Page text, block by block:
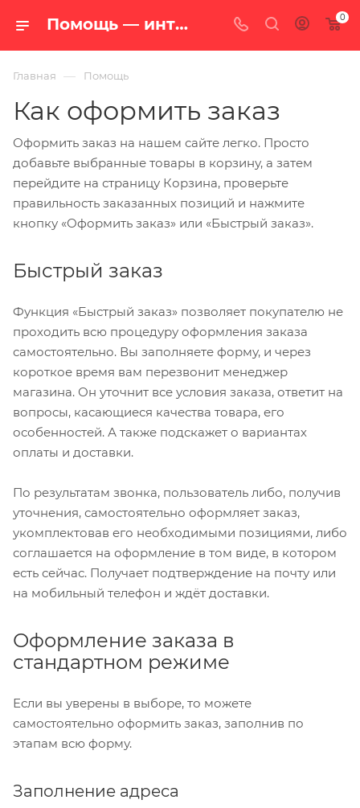
Помощь — интернет-магазин «100 печей.ру» 0
Главная — Помощь
Как оформить заказ
Оформить заказ на нашем сайте легко. Просто
добавьте выбранные товары в корзину, а затем
перейдите на страницу Корзина, проверьте
правильность заказанных позиций и нажмите
кнопку «Оформить заказ» или «Быстрый заказ».
Быстрый заказ
Функция «Быстрый заказ» позволяет покупателю не
проходить всю процедуру оформления заказа
самостоятельно. Вы заполняете форму, и через
короткое время вам перезвонит менеджер
магазина. Он уточнит все условия заказа, ответит на
вопросы, касающиеся качества товара, его
особенностей. А также подскажет о вариантах
оплаты и доставки.
По результатам звонка, пользователь либо, получив
уточнения, самостоятельно оформляет заказ,
укомплектовав его необходимыми позициями, либо
соглашается на оформление в том виде, в котором
есть сейчас. Получает подтверждение на почту или
на мобильный телефон и ждёт доставки.
Оформление заказа в
стандартном режиме
Если вы уверены в выборе, то можете
самостоятельно оформить заказ, заполнив по
этапам всю форму.
Заполнение адреса